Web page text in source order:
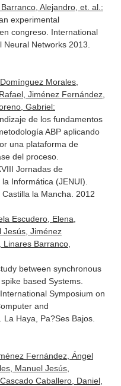
Alejandro, et. al.:
experimental
congreso. International
Networks 2013.
Morales,
Jiménez Fernández,
Gabriel:
de los fundamentos
ABP aplicando
una plataforma de
del proceso.
Jornadas de
Informática (JENUI).
la Mancha. 2012
Escudero, Elena,
Jesús, Jiménez
Barranco,
between synchronous
based Systems.
Symposium on
and
Haya, Pa?Ses Bajos.
Fernández, Ángel
Manuel Jesús,
Caballero, Daniel,